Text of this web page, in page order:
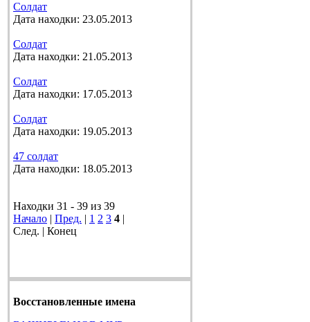
Солдат
Дата находки: 23.05.2013
Солдат
Дата находки: 21.05.2013
Солдат
Дата находки: 17.05.2013
Солдат
Дата находки: 19.05.2013
47 солдат
Дата находки: 18.05.2013
Находки 31 - 39 из 39
Начало | Пред. | 1 2 3 4 |
След. | Конец
Восстановленные имена